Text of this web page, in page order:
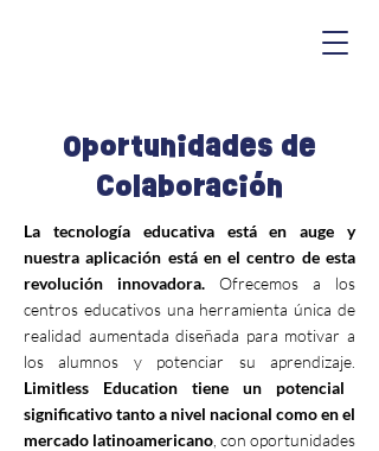
Oportunidades de
Colaboración
La tecnología educativa está en auge y
nuestra aplicación está en el centro de esta
revolución innovadora. Ofrecemos a los
centros educativos una herramienta única de
realidad aumentada diseñada para motivar a
los alumnos y potenciar su aprendizaje.
Limitless Education tiene un potencial
significativo tanto a nivel nacional como en el
mercado latinoamericano , con oportunidades